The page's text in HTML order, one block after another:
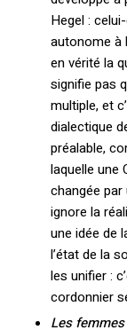
Hegel :
autonome à
en vérité la
signifie pas
multiple, et
dialectique
préalable,
laquelle une
changée
ignore la
une idée de
l’état de la
les unifier :
cordonnier
Les